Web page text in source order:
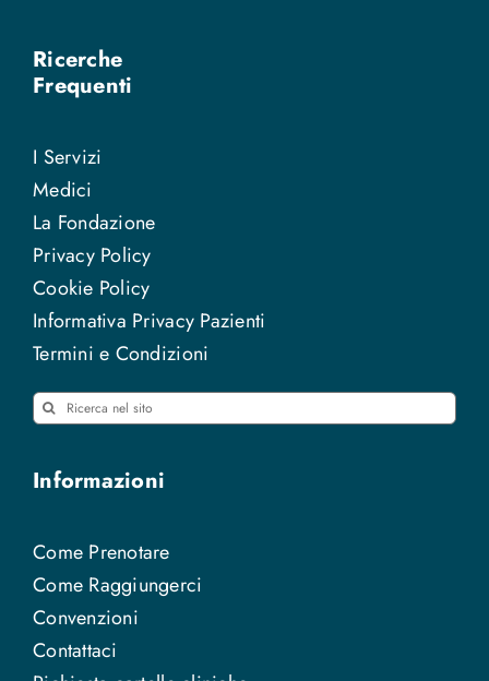
Ricerche
Frequenti
I Servizi
Medici
La Fondazione
Privacy Policy
Cookie Policy
Informativa Privacy Pazienti
Termini e Condizioni
Cerca
Informazioni
Come Prenotare
Come Raggiungerci
Convenzioni
Contattaci